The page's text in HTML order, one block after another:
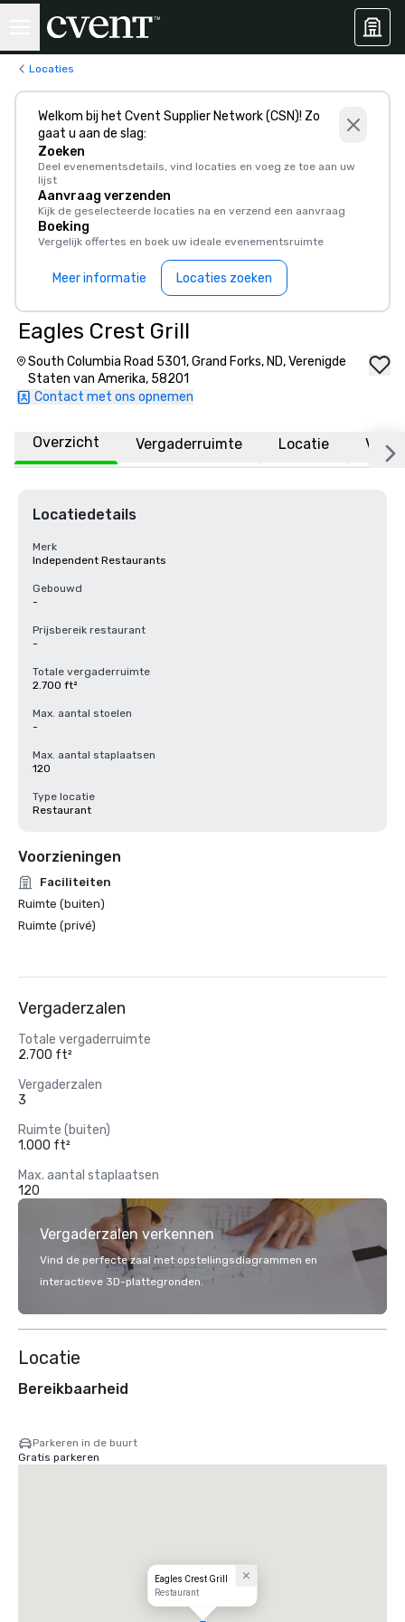
Locaties
Welkom bij het Cvent Supplier Network (CSN)! Zo
gaat u aan de slag:
Zoeken
Deel evenementsdetails, vind locaties en voeg ze toe aan uw
lijst
Aanvraag verzenden
Kijk de geselecteerde locaties na en verzend een aanvraag
Boeking
Vergelijk offertes en boek uw ideale evenementsruimte
Meer informatie Locaties zoeken
Eagles Crest Grill
South Columbia Road 5301, Grand Forks, ND, Verenigde
Staten van Amerika, 58201
Contact met ons opnemen
Overzicht Vergaderruimte Locatie
Locatiedetails
Merk
Independent Restaurants
Gebouwd
-
Prijsbereik restaurant
-
Totale vergaderruimte
2.700 ft²
Max. aantal stoelen
-
Max. aantal staplaatsen
120
Type locatie
Restaurant
Voorzieningen
Faciliteiten
Ruimte (buiten)
Ruimte (privé)
Vergaderzalen
Totale vergaderruimte
2.700 ft²
Vergaderzalen
3
Ruimte (buiten)
1.000 ft²
Max. aantal staplaatsen
120
Vergaderzalen verkennen
Vind de perfecte zaal met opstellingsdiagrammen en
interactieve 3D-plattegronden.
Locatie
Bereikbaarheid
Parkeren in de buurt
Gratis parkeren
Eagles Crest Grill
Restaurant